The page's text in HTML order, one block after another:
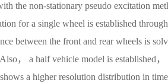
the non-stationary pseudo excitation
for a single wheel is established
between the front and rear wheels is
， a half vehicle model is established
a higher resolution distribution in